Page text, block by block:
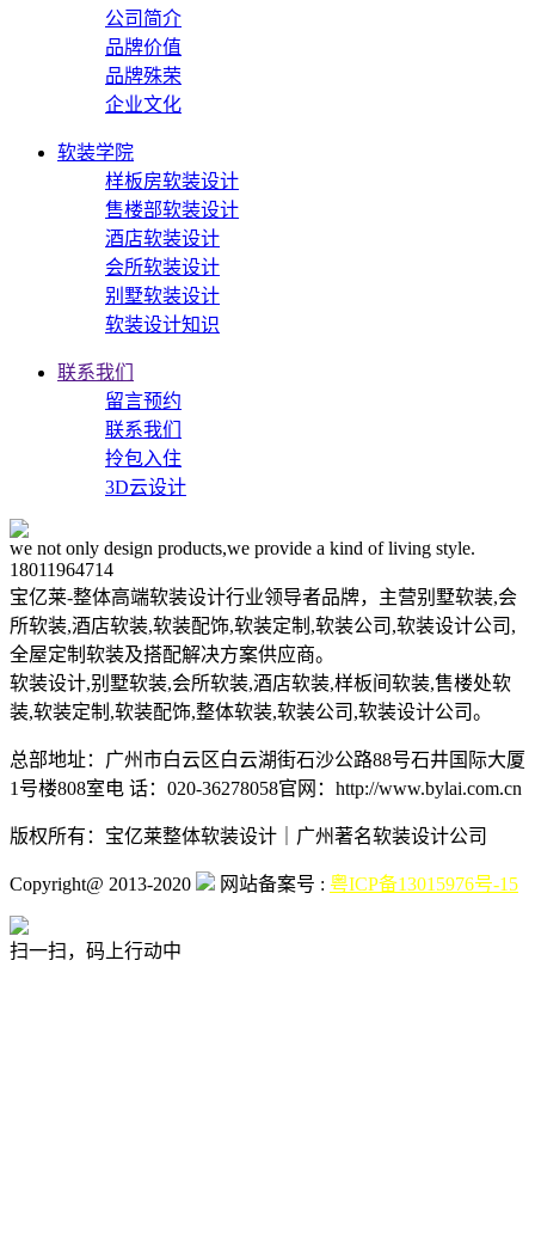
公司简介
品牌价值
品牌殊荣
企业文化
软装学院
样板房软装设计
售楼部软装设计
酒店软装设计
会所软装设计
别墅软装设计
软装设计知识
联系我们
留言预约
联系我们
拎包入住
3D云设计
we not only design products,we provide a kind of living style.
18011964714
宝亿莱-整体高端软装设计行业领导者品牌，主营别墅软装,会
所软装,酒店软装,软装配饰,软装定制,软装公司,软装设计公司,
全屋定制软装及搭配解决方案供应商。
软装设计,别墅软装,会所软装,酒店软装,样板间软装,售楼处软
装,软装定制,软装配饰,整体软装,软装公司,软装设计公司。
总部地址：广州市白云区白云湖街石沙公路88号石井国际大厦
1号楼808室电 话：020-36278058官网：http://www.bylai.com.cn
版权所有：宝亿莱整体软装设计｜广州著名软装设计公司
Copyright@ 2013-2020 网站备案号 : 粤ICP备13015976号-15
扫一扫，码上行动中